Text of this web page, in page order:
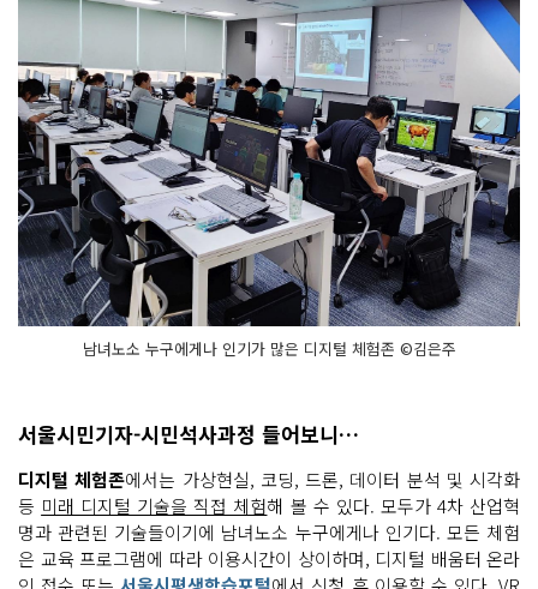
남녀노소 누구에게나 인기가 많은 디지털 체험존 ©김은주
서울시민기자-시민석사과정 들어보니…
디지털 체험존에서는 가상현실, 코딩, 드론, 데이터 분석 및 시각화
등 미래 디지털 기술을 직접 체험해 볼 수 있다. 모두가 4차 산업혁
명과 관련된 기술들이기에 남녀노소 누구에게나 인기다. 모든 체험
은 교육 프로그램에 따라 이용시간이 상이하며, 디지털 배움터 온라